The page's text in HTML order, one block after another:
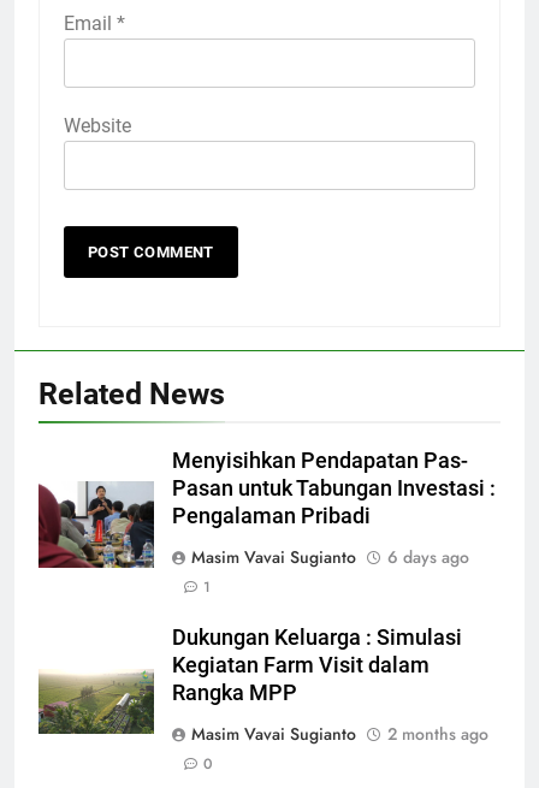
Email *
Website
Related News
Menyisihkan Pendapatan Pas-
Pasan untuk Tabungan Investasi :
Pengalaman Pribadi
Masim Vavai Sugianto
6 days ago
1
Dukungan Keluarga : Simulasi
Kegiatan Farm Visit dalam
Rangka MPP
Masim Vavai Sugianto
2 months ago
0